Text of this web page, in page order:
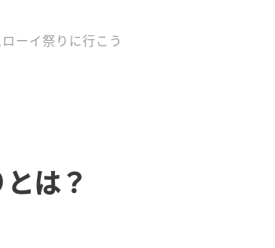
ーイ祭りに行こう
は？